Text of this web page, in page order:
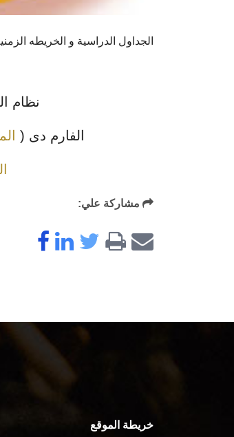
الجداول الدراسية و الخريطه الزمنية
نظام
الفارم دى (
مشاركة علي:
خريطة الموقع